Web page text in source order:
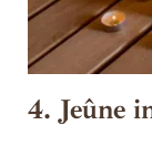
4. Jeûne